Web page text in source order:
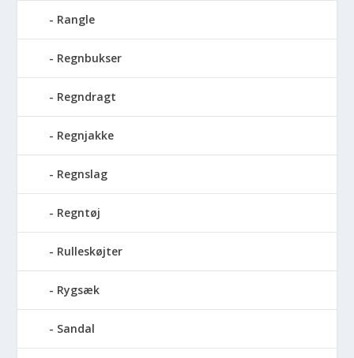
Rangle
Regnbukser
Regndragt
Regnjakke
Regnslag
Regntøj
Rulleskøjter
Rygsæk
Sandal